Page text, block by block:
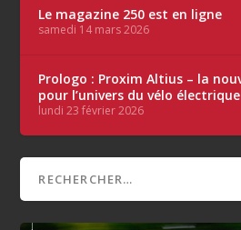
Le magazine 250 est en ligne
samedi 14 mars 2026
Prologo : Proxim Altius – la
pour l’univers du vélo électrique
lundi 23 février 2026